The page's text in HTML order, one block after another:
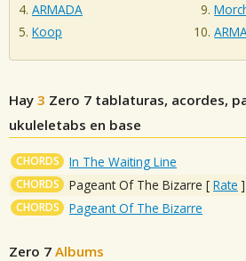
ARMADA
Koop
Hay 3 Zero 7 tablaturas, acordes,
ukuleletabs en base
CHORDS In The Waiting Line
CHORDS Pageant Of The Bizarre [ Rate ]
CHORDS Pageant Of The Bizarre
Zero 7 Albums